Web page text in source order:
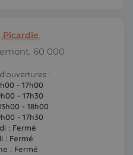
Picardie
60 000
:
- 17h00
- 17h30
- 18h00
- 17h30
: Fermé
: Fermé
: Fermé